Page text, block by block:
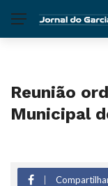
Reunião
Municipal